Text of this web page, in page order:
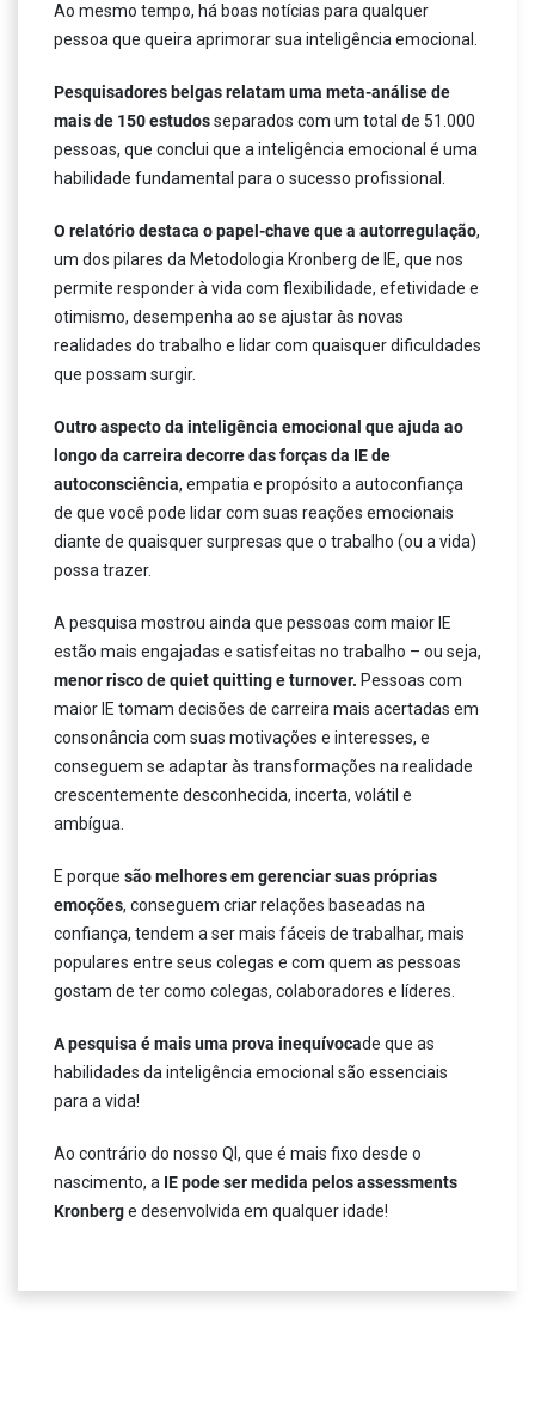
Ao mesmo tempo, há boas notícias para qualquer
pessoa que queira aprimorar sua inteligência emocional.
Pesquisadores belgas relatam uma meta-análise de
mais de 150 estudosseparados com um total de 51.000
pessoas, que conclui que a inteligência emocional é uma
habilidade fundamental para o sucesso profissional.
O relatório destaca o papel-chave que a autorregulação,
um dos pilares da Metodologia Kronberg de IE, que nos
permite responder à vida com flexibilidade, efetividade e
otimismo, desempenha ao se ajustar às novas
realidades do trabalho e lidar com quaisquer dificuldades
que possam surgir.
Outro aspecto da inteligência emocional que ajuda ao
longo da carreira decorre das forças da IE de
autoconsciência, empatia e propósito a autoconfiança
de que você pode lidar com suas reações emocionais
diante de quaisquer surpresas que o trabalho (ou a vida)
possa trazer.
A pesquisa mostrou ainda que pessoas com maior IE
estão mais engajadas e satisfeitas no trabalho – ou seja,
menor risco de quiet quitting e turnover. Pessoas com
maior IE tomam decisões de carreira mais acertadas em
consonância com suas motivações e interesses, e
conseguem se adaptar às transformações na realidade
crescentemente desconhecida, incerta, volátil e
ambígua.
E porque são melhores em gerenciar suas próprias
emoções, conseguem criar relações baseadas na
confiança, tendem a ser mais fáceis de trabalhar, mais
populares entre seus colegas e com quem as pessoas
gostam de ter como colegas, colaboradores e líderes.
A pesquisa é mais uma prova inequívocade que as
habilidades da inteligência emocional são essenciais
para a vida!
Ao contrário do nosso QI, que é mais fixo desde o
nascimento, a IE pode ser medida pelos assessments
Kronberge desenvolvida em qualquer idade!